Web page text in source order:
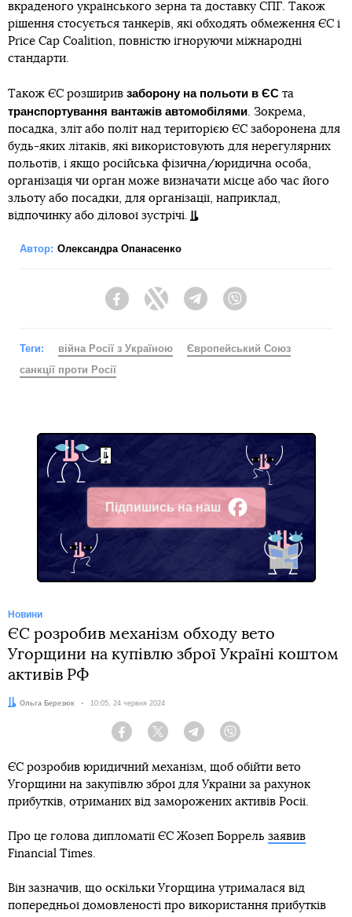
вкраденого українського зерна та доставку СПГ. Також
рішення стосується танкерів, які обходять обмеження ЄС і
Price Cap Coalition, повністю ігноруючи міжнародні
стандарти.
Також ЄС розширив заборону на польоти в ЄС та
транспортування вантажів автомобілями. Зокрема,
посадка, зліт або політ над територією ЄС заборонена для
будь-яких літаків, які використовують для нерегулярних
польотів, і якщо російська фізична/юридична особа,
організація чи орган може визначати місце або час його
зльоту або посадки, для організації, наприклад,
відпочинку або ділової зустрічі.
Автор: Олександра Опанасенко
FacebookTwitter Telegram
Теги: війна Росії з Україною
Європейський Союз
санкції проти Росії
Підпишись на наш
Facebook
Новини
ЄС розробив механізм обходу вето
Угорщини на купівлю зброї Україні коштом
активів РФ
Автор:
Ольга Березюк Дата:
10:05, 24 червня 2024
Facebook Twitter Telegram
ЄС розробив юридичний механізм, щоб обійти вето
Угорщини на закупівлю зброї для України за рахунок
прибутків, отриманих від заморожених активів Росії.
Про це голова дипломатії ЄС Жозеп Боррель заявив
Financial Times.
Він зазначив, що оскільки Угорщина утрималася від
попередньої домовленості про використання прибутків